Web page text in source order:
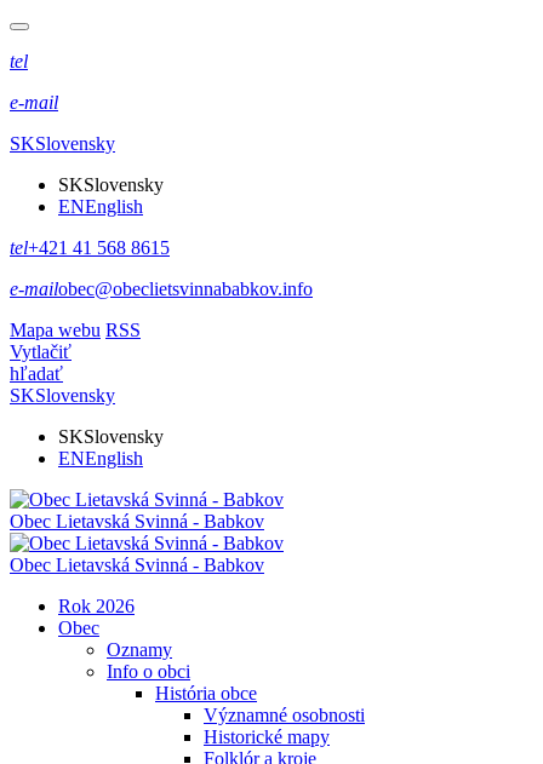
tel
e-mail
SKSlovensky
SKSlovensky
ENEnglish
tel+421 41 568 8615
e-mailobec@obeclietsvinnababkov.info
Mapa webu RSS
Vytlačiť
hľadať
SKSlovensky
SKSlovensky
ENEnglish
Obec Lietavská Svinná - Babkov
Obec Lietavská Svinná - Babkov
Rok 2026
Obec
Oznamy
Info o obci
História obce
Významné osobnosti
Historické mapy
Folklór a kroje